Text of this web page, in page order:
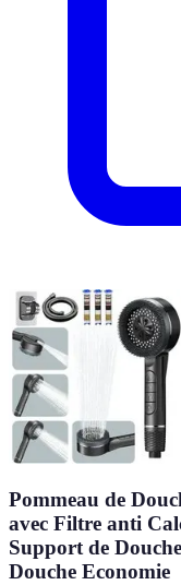
Pommeau de
avec Filtre anti
Support de
Douche Economie